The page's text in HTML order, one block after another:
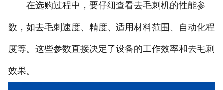
在选购过程中，要仔细查看去毛刺机的性能参
数，如去毛刺速度、精度、适用材料范围、自动化程
度等。这些参数直接决定了设备的工作效率和去毛刺
效果。